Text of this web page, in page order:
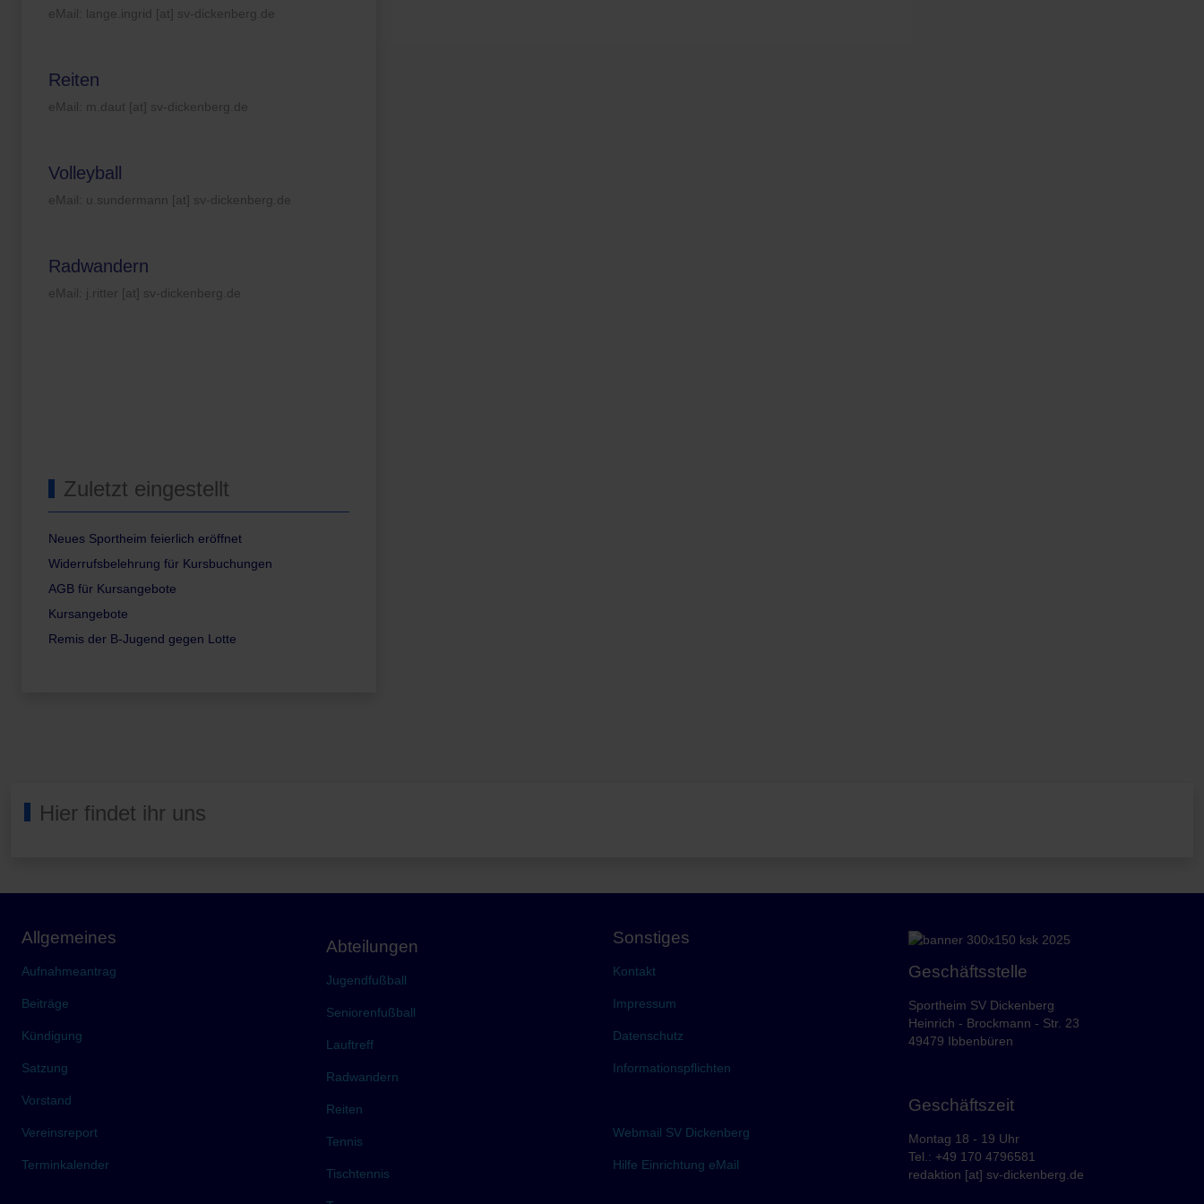
eMail: lange.ingrid [at] sv-dickenberg.de
Reiten
eMail: m.daut [at] sv-dickenberg.de
Volleyball
eMail: u.sundermann [at] sv-dickenberg.de
Radwandern
eMail: j.ritter [at] sv-dickenberg.de
Zuletzt eingestellt
Neues Sportheim feierlich eröffnet
Widerrufsbelehrung für Kursbuchungen
AGB für Kursangebote
Kursangebote
Remis der B-Jugend gegen Lotte
Hier findet ihr uns
Allgemeines
Aufnahmeantrag
Beiträge
Kündigung
Satzung
Vorstand
Vereinsreport
Terminkalender
Abteilungen
Jugendfußball
Seniorenfußball
Lauftreff
Radwandern
Reiten
Tennis
Tischtennis
Sonstiges
Kontakt
Impressum
Datenschutz
Informationspflichten
Webmail SV Dickenberg
Hilfe Einrichtung eMail
Geschäftsstelle
Sportheim SV Dickenberg
Heinrich - Brockmann - Str. 23
49479 Ibbenbüren
Geschäftszeit
Montag 18 - 19 Uhr
Tel.: +49 170 4796581
redaktion [at] sv-dickenberg.de